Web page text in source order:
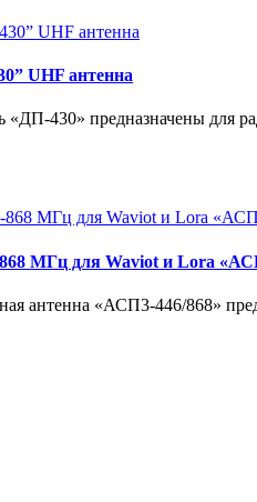
UHF антенна
«ДП-430» предназначены для
МГц для Waviot и Lora
антенна «АСП3-446/868»